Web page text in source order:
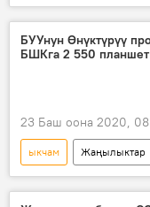
Окуялар
финансы полициясы
БУУнун Өнүктүрүү
БШКга 2 550
23 Баш оона 2020,
ыкчам Жаңылыктар
Кыргызстан